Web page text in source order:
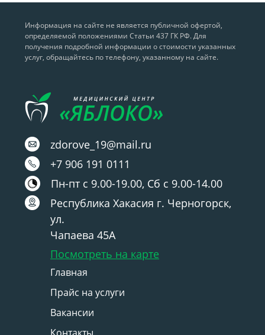
Информация на сайте не является публичной офертой,
определяемой положениями Статьи 437 ГК РФ. Для
получения подробной информации о стоимости указанных
услуг, обращайтесь по телефону, указанному на сайте.
zdorove_19@mail.ru
+7 906 191 0111
Пн-пт с 9.00-19.00, Сб с 9.00-14.00
Республика Хакасия г. Черногорск,
ул.
Чапаева 45А
Посмотреть на карте
Главная
Прайс на услуги
Вакансии